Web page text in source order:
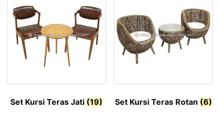
Set Kursi Teras Jati (19) Set Kursi Teras Rotan (6)